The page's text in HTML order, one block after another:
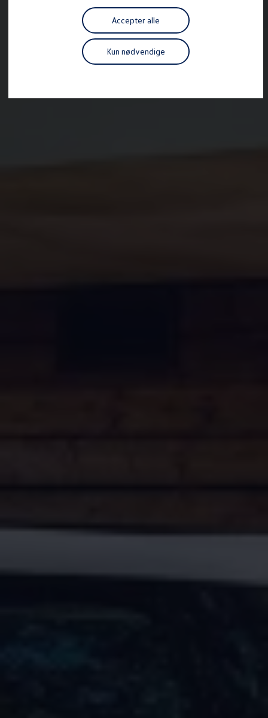
Accepter alle
Kun nødvendige
Fordele ved at vælge autoriseret værksted til din
Om Volkswagen
Nyheder
Tilmeld nyhedsbrev
Pressemeddelser
Kalenderbillede